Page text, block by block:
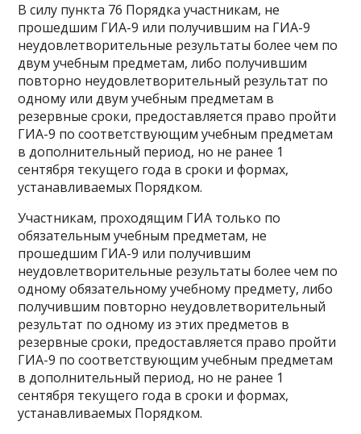
В силу пункта 76 Порядка участникам, не
прошедшим ГИА-9 или получившим на ГИА-9
неудовлетворительные результаты более чем по
двум учебным предметам, либо получившим
повторно неудовлетворительный результат по
одному или двум учебным предметам в
резервные сроки, предоставляется право пройти
ГИА-9 по соответствующим учебным предметам
в дополнительный период, но не ранее 1
сентября текущего года в сроки и формах,
устанавливаемых Порядком.
Участникам, проходящим ГИА только по
обязательным учебным предметам, не
прошедшим ГИА-9 или получившим
неудовлетворительные результаты более чем по
одному обязательному учебному предмету, либо
получившим повторно неудовлетворительный
результат по одному из этих предметов в
резервные сроки, предоставляется право пройти
ГИА-9 по соответствующим учебным предметам
в дополнительный период, но не ранее 1
сентября текущего года в сроки и формах,
устанавливаемых Порядком.